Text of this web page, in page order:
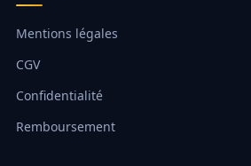
Mentions légales
CGV
Confidentialité
Remboursement